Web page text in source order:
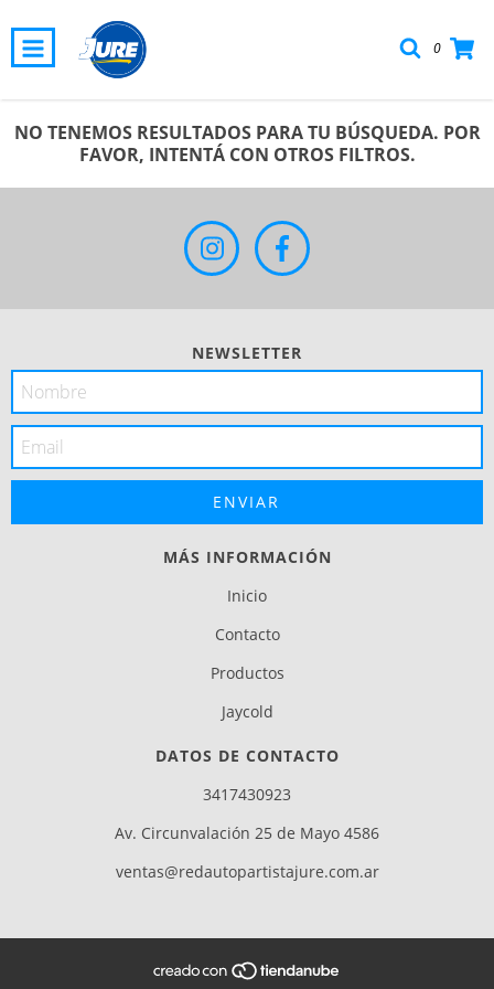
0
NO TENEMOS RESULTADOS PARA TU BÚSQUEDA. POR
FAVOR, INTENTÁ CON OTROS FILTROS.
NEWSLETTER
MÁS INFORMACIÓN
Inicio
Contacto
Productos
Jaycold
DATOS DE CONTACTO
3417430923
Av. Circunvalación 25 de Mayo 4586
ventas@redautopartistajure.com.ar